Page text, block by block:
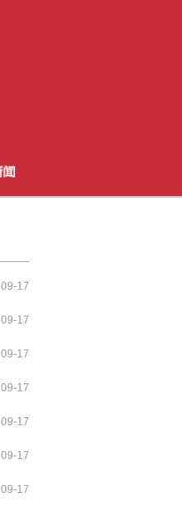
09-17
09-17
09-17
09-17
09-17
09-17
09-17